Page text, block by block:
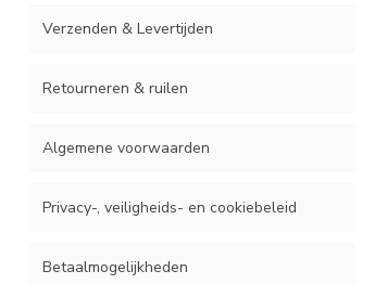
Verzenden & Levertijden
Retourneren & ruilen
Algemene voorwaarden
Privacy-, veiligheids- en cookiebeleid
Betaalmogelijkheden